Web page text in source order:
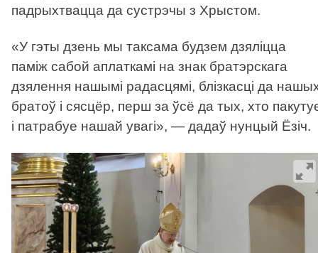
падрыхтвацца да сустрэчы з Хрыстом.
«У гэты дзень мы таксама будзем дзяліцца
паміж сабой аплаткамі на знак братэрскага
дзялення нашымі радасцямі, блізкасці да
братоў і сясцёр, перш за ўсё да тых, хто
і патрабуе нашай увагі», — дадаў нунцый Ёзіч.